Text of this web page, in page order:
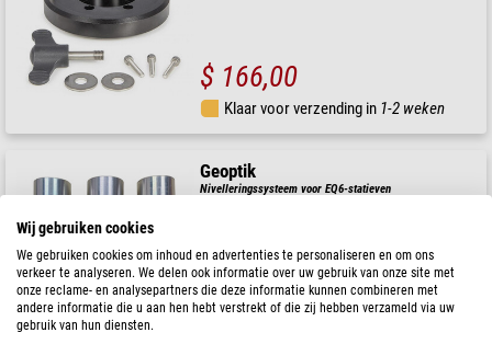
$ 166,00
Klaar voor verzending in 1-2 weken
Geoptik
Nivelleringssysteem voor EQ6-statieven
$ 414,00
Wij gebruiken cookies
We gebruiken cookies om inhoud en advertenties te personaliseren en om ons
verkeer te analyseren. We delen ook informatie over uw gebruik van onze site met
onze reclame- en analysepartners die deze informatie kunnen combineren met
andere informatie die u aan hen hebt verstrekt of die zij hebben verzameld via uw
gebruik van hun diensten.